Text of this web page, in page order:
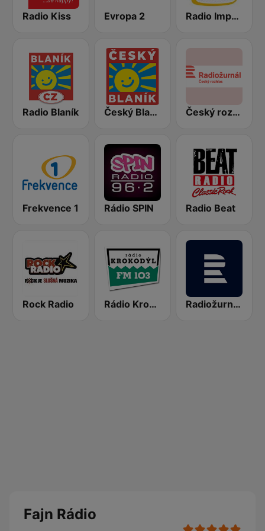
Radio Kiss Evropa 2 Radio Impuls
Radio Blaník Český Blaník Český rozhlas Radiožurnál
Frekvence 1 Rádio SPIN Radio Beat
Rock Radio Rádio Krokodýl FM Radiožurnál Sport
Fajn Rádio